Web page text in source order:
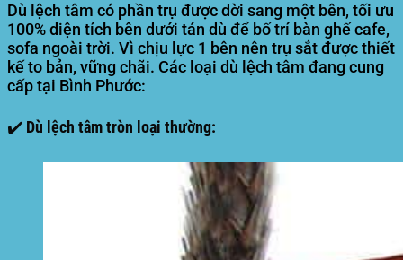
Dù lệch tâm có phần trụ được dời sang một bên, tối ưu
100% diện tích bên dưới tán dù để bố trí bàn ghế cafe,
sofa ngoài trời. Vì chịu lực 1 bên nên trụ sắt được thiết
kế to bản, vững chãi. Các loại dù lệch tâm đang cung
cấp tại Bình Phước:
✔️ Dù lệch tâm tròn loại thường: